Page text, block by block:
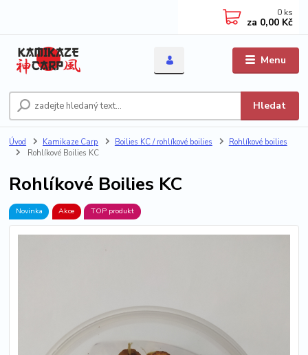
Menu
Hledat
0 ks
za 0,00 Kč
Úvod Kamikaze Carp Boilies KC / rohlíkové boilies
Rohlíkové boilies
Rohlíkové Boilies KC
Rohlíkové Boilies KC
Novinka Akce TOP produkt